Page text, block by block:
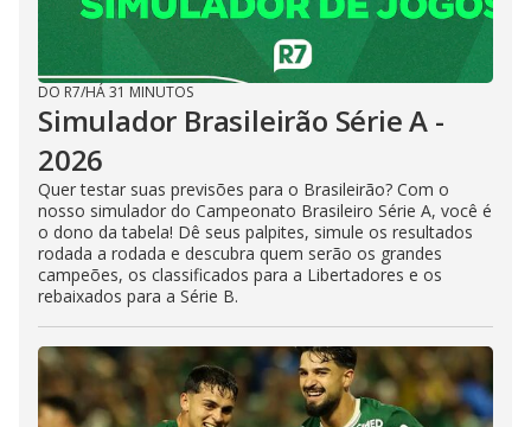
DO R7/HÁ 31 MINUTOS
Simulador Brasileirão Série A -
2026
Quer testar suas previsões para o Brasileirão? Com o
nosso simulador do Campeonato Brasileiro Série A, você é
o dono da tabela! Dê seus palpites, simule os resultados
rodada a rodada e descubra quem serão os grandes
campeões, os classificados para a Libertadores e os
rebaixados para a Série B.